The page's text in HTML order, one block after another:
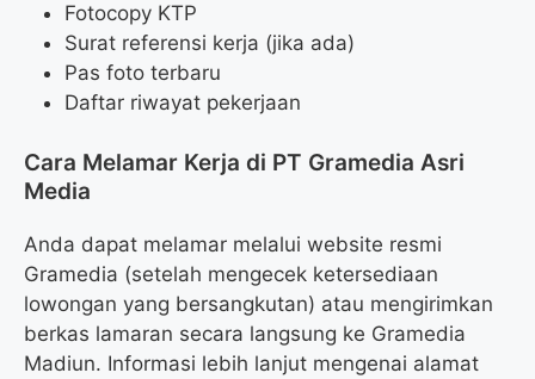
Fotocopy KTP
Surat referensi kerja (jika ada)
Pas foto terbaru
Daftar riwayat pekerjaan
Cara Melamar Kerja di PT Gramedia Asri
Media
Anda dapat melamar melalui website resmi
Gramedia (setelah mengecek ketersediaan
lowongan yang bersangkutan) atau mengirimkan
berkas lamaran secara langsung ke Gramedia
Madiun. Informasi lebih lanjut mengenai alamat